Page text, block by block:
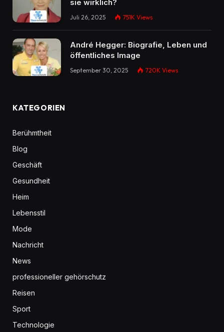
sie wirklich?
Juli 26, 2025 751K Views
André Hegger: Biografie, Leben und
öffentliches Image
September 30, 2025 720K Views
KATEGORIEN
Berühmtheit
Blog
Geschäft
Gesundheit
Heim
Lebensstil
Mode
Nachricht
News
professioneller gehörschutz
Reisen
Sport
Technologie